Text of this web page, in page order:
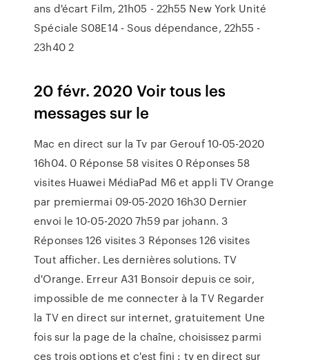
ans d'écart Film, 21h05 - 22h55 New York Unité
Spéciale S08E14 - Sous dépendance, 22h55 -
23h40 2
20 févr. 2020 Voir tous les
messages sur le
Mac en direct sur la Tv par Gerouf ‎10-05-2020
16h04. 0 Réponse 58 visites 0 Réponses 58
visites Huawei MédiaPad M6 et appli TV Orange
par premiermai ‎09-05-2020 16h30 Dernier
envoi le ‎10-05-2020 7h59 par johann. 3
Réponses 126 visites 3 Réponses 126 visites
Tout afficher. Les dernières solutions. TV
d'Orange. Erreur A31 Bonsoir depuis ce soir,
impossible de me connecter à la TV Regarder
la TV en direct sur internet, gratuitement Une
fois sur la page de la chaîne, choisissez parmi
ces trois options et c'est fini : tv en direct sur